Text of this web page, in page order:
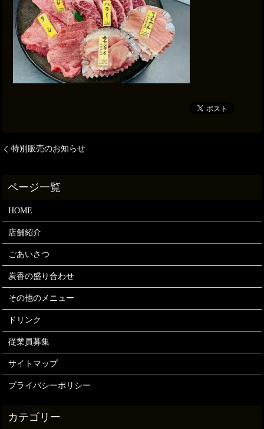
特別販売のお知らせ
HOME
店舗紹介
ごあいさつ
炭香の盛り合わせ
その他のメニュー
ドリンク
従業員募集
サイトマップ
プライバシーポリシー